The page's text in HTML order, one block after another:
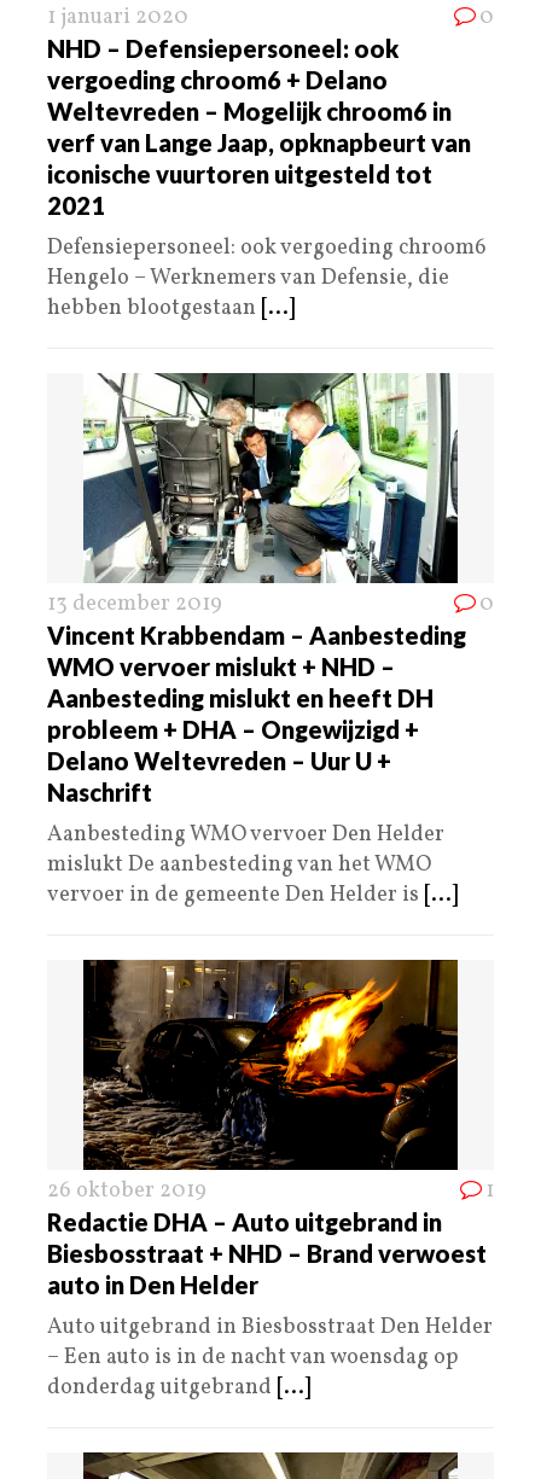
1 januari 2020 0
NHD – Defensiepersoneel: ook
vergoeding chroom6 + Delano
Weltevreden – Mogelijk chroom6 in
verf van Lange Jaap, opknapbeurt van
iconische vuurtoren uitgesteld tot
2021
Defensiepersoneel: ook vergoeding chroom6
Hengelo – Werknemers van Defensie, die
hebben blootgestaan [...]
13 december 2019 0
Vincent Krabbendam – Aanbesteding
WMO vervoer mislukt + NHD –
Aanbesteding mislukt en heeft DH
probleem + DHA – Ongewijzigd +
Delano Weltevreden – Uur U +
Naschrift
Aanbesteding WMO vervoer Den Helder
mislukt De aanbesteding van het WMO
vervoer in de gemeente Den Helder is [...]
26 oktober 2019 1
Redactie DHA – Auto uitgebrand in
Biesbosstraat + NHD – Brand verwoest
auto in Den Helder
Auto uitgebrand in Biesbosstraat Den Helder
– Een auto is in de nacht van woensdag op
donderdag uitgebrand [...]